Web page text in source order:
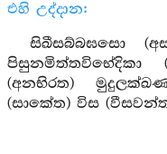
එහි උද්දාන:
සිඛීසබ්බඝසො
(අනභිරත)
(සාකේත) විස